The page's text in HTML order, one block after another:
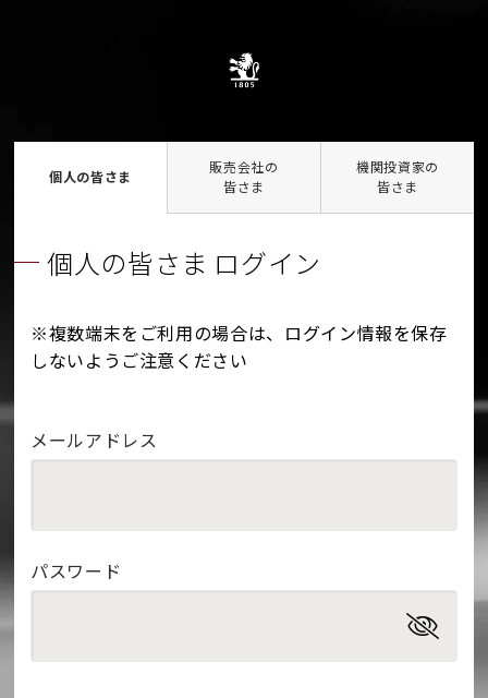
個人の皆さま
販売会社の
皆さま
機関投資家の
皆さま
個人の皆さま ログイン
※複数端末をご利用の場合は、ログイン情報を保存
しないようご注意ください
メールアドレス
パスワード